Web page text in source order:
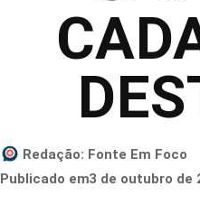
Redação: Fonte Em Foco
Publicado em3 de outubro de